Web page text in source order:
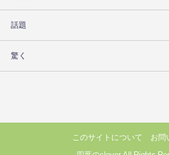
話題
驚く
このサイトについて お問